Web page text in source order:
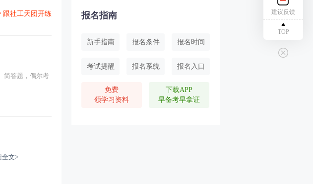
免费试听
社工天团开练
简答题，偶尔考
全文>
报名指南
新手指南 报名条件 报名时间
考试提醒 报名系统 报名入口
免费
领学习资料
下载APP
早备考早拿证
建议反馈
TOP